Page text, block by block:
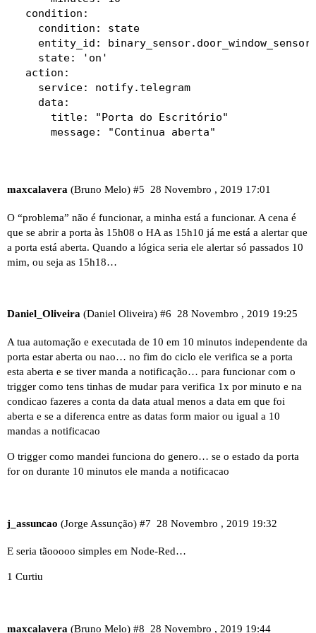
  condition:
    condition: state
entity_id:
    state: 'on'
  action:
    service: notify.telegram
    data:
      title: "Porta do Escritório"
maxcalavera (Bruno Melo) 28 Novembro , 2019 17:01
#5
O “problema” não é funcionar, a minha está a funcionar. A cena é
que se abrir a porta às 15h08 o HA as 15h10 já me está a alertar que
a porta está aberta. Quando a lógica seria ele alertar só passados 10
mim, ou seja as 15h18…
Daniel_Oliveira (Daniel Oliveira) 28 Novembro , 2019 19:25
#6
A tua automação e executada de 10 em 10 minutos independente da
porta estar aberta ou nao… no fim do ciclo ele verifica se a porta
esta aberta e se tiver manda a notificação… para funcionar com o
trigger como tens tinhas de mudar para verifica 1x por minuto e na
condicao fazeres a conta da data atual menos a data em que foi
aberta e se a diferenca entre as datas form maior ou igual a 10
mandas a notificacao
O trigger como mandei funciona do genero… se o estado da porta
for on durante 10 minutos ele manda a notificacao
j_assuncao (Jorge Assunção) 28 Novembro , 2019 19:32
#7
E seria tãooooo simples em Node-Red…
1 Curtiu
maxcalavera (Bruno Melo) 28 Novembro , 2019 19:44
#8